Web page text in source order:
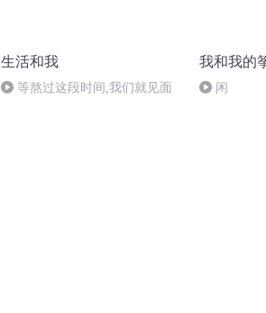
生活和我
等熬过这段时间,我们就见面
我和我的
闲